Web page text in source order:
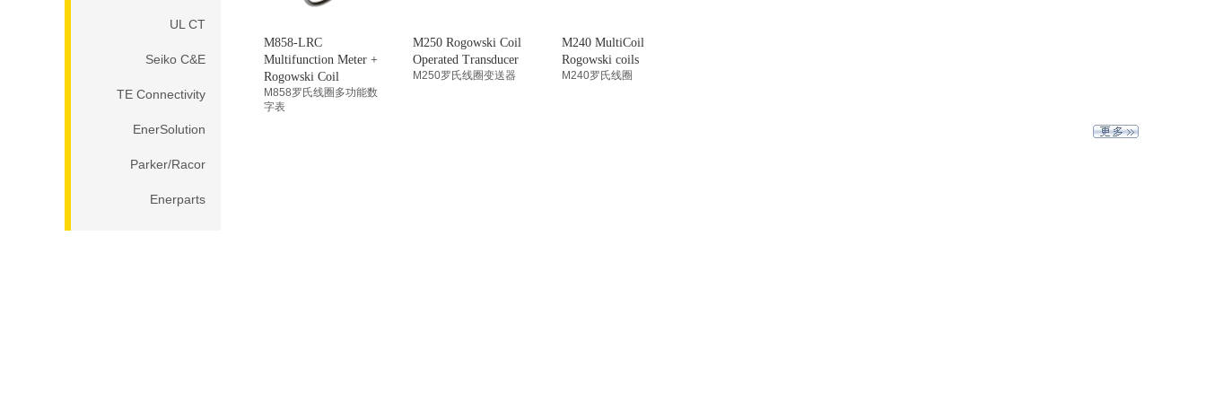
UL CT
Seiko C&E
TE Connectivity
EnerSolution
Parker/Racor
Enerparts
M858-LRC
Multifunction Meter +
Rogowski Coil
M858罗氏线圈多功能数
字表
M250 Rogowski Coil
Operated Transducer
M250罗氏线圈变送器
M240 MultiCoil
Rogowski coils
M240罗氏线圈